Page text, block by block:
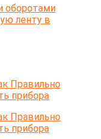
оборотами
ленту в
Правильно
прибора
Правильно
прибора